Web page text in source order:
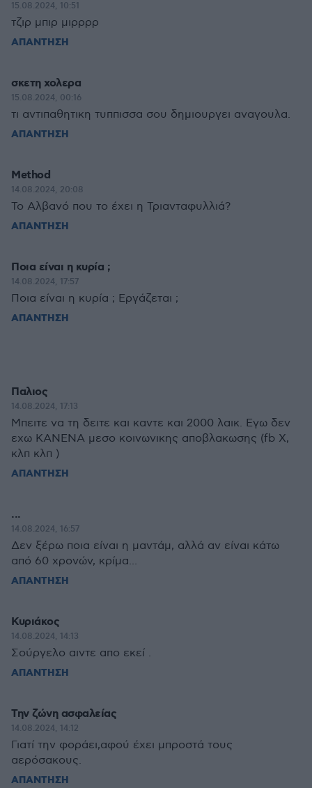
15.08.2024, 10:51
τζιρ μπιρ μιρρρρ
ΑΠΑΝΤΗΣΗ
σκετη χολερα
15.08.2024, 00:16
τι αντιπαθητικη τυππισσα σου δημιουργει αναγουλα.
ΑΠΑΝΤΗΣΗ
Method
14.08.2024, 20:08
Το Αλβανό που το έχει η Τριανταφυλλιά?
ΑΠΑΝΤΗΣΗ
Ποια είναι η κυρία ;
14.08.2024, 17:57
Ποια είναι η κυρία ; Eργάζεται ;
ΑΠΑΝΤΗΣΗ
Παλιος
14.08.2024, 17:13
Μπειτε να τη δειτε και καντε και 2000 λαικ. Εγω δεν
εχω ΚΑΝΕΝΑ μεσο κοινωνικης αποβλακωσης (fb X,
κλπ κλπ )
ΑΠΑΝΤΗΣΗ
...
14.08.2024, 16:57
Δεν ξέρω ποια είναι η μαντάμ, αλλά αν είναι κάτω
από 60 χρονών, κρίμα...
ΑΠΑΝΤΗΣΗ
Κυριάκος
14.08.2024, 14:13
Σούργελο αιντε απο εκεί .
ΑΠΑΝΤΗΣΗ
Την ζώνη ασφαλείας
14.08.2024, 14:12
Γιατί την φοράει,αφού έχει μπροστά τους
αερόσακους.
ΑΠΑΝΤΗΣΗ